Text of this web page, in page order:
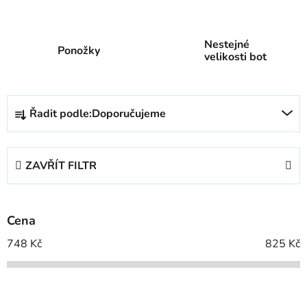
Ponožky
Nestejné
velikosti bot
Ř
z
p
r
o
d
Řadit podle:Doporučujeme
ZAVŘÍT FILTR
Cena
748 Kč 825 Kč